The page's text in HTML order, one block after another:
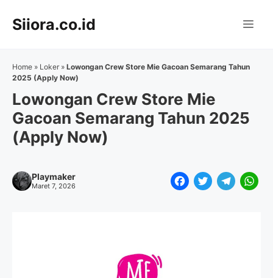
Siiora.co.id
Home » Loker » Lowongan Crew Store Mie Gacoan Semarang Tahun
2025 (Apply Now)
Lowongan Crew Store Mie
Gacoan Semarang Tahun 2025
(Apply Now)
Playmaker
Maret 7, 2026
F
T
T
W